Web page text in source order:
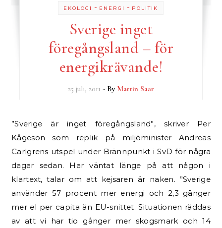
EKOLOGI - ENERGI - POLITIK
Sverige inget
föregångsland – för
energikrävande!
25 juli, 2011 - By Martin Saar
”Sverige är inget föregångsland”, skriver Per
Kågeson som replik på miljöminister Andreas
Carlgrens utspel under Brännpunkt i SvD för några
dagar sedan. Har väntat länge på att någon i
klartext, talar om att kejsaren är naken. ”Sverige
använder 57 procent mer energi och 2,3 gånger
mer el per capita än EU-snittet. Situationen räddas
av att vi har tio gånger mer skogsmark och 14